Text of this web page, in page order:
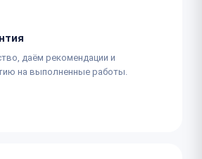
даём рекомендации и
на выполненные работы.